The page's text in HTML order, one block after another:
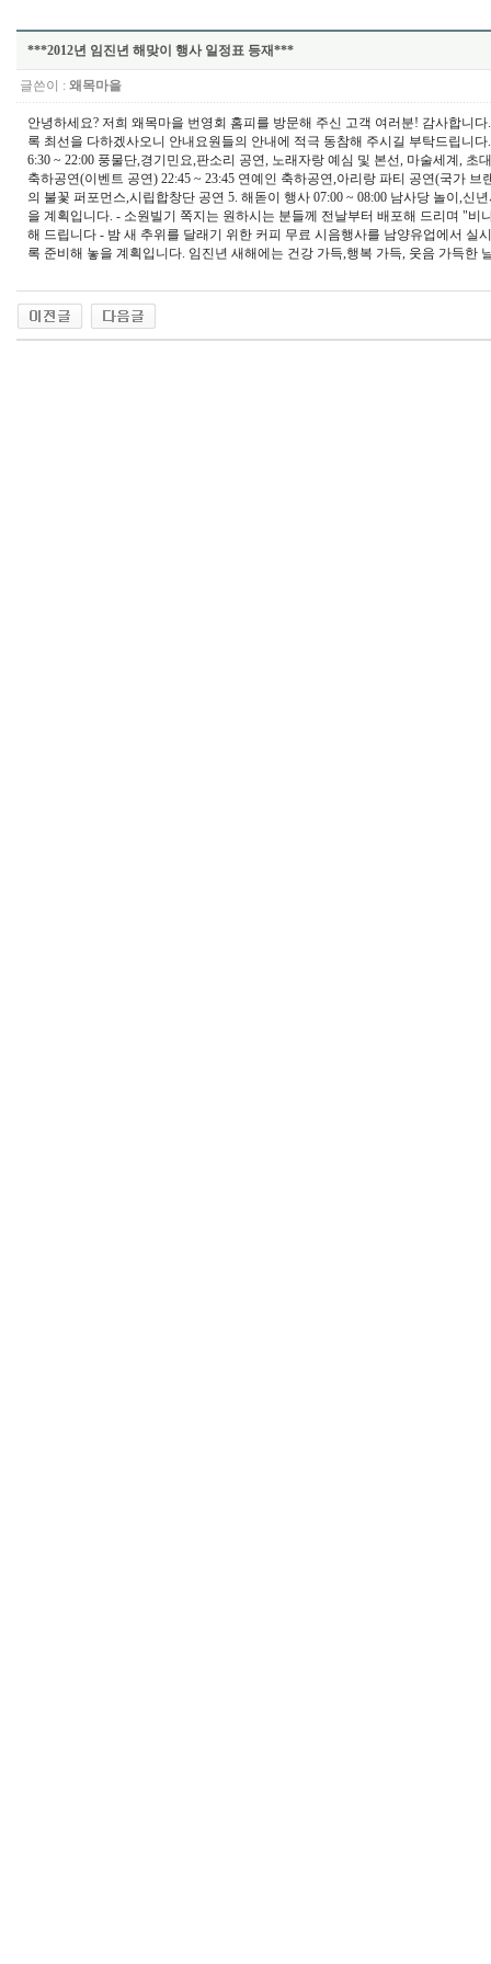
***2012년 임진년 해맞이 행사 일정표 등재***
글쓴이 : 왜목마을
안녕하세요? 저희 왜목마을 번영회 홈피를 방문해 주신 고객 여러분! 감사합니
록 최선을 다하겠사오니 안내요원들의 안내에 적극 동참해 주시길 부탁드립니
6:30 ~ 22:00 풍물단,경기민요,판소리 공연, 노래자랑 예심 및 본선, 마술세계,
축하공연(이벤트 공연) 22:45 ~ 23:45 연예인 축하공연,아리랑 파티 공연(국가
의 불꽃 퍼포먼스,시립합창단 공연 5. 해돋이 행사 07:00 ~ 08:00 남사당 놀이,
을 계획입니다. - 소원빌기 쪽지는 원하시는 분들께 전날부터 배포해 드리며 "
해 드립니다 - 밤 새 추위를 달래기 위한 커피 무료 시음행사를 남양유업에서
록 준비해 놓을 계획입니다. 임진년 새해에는 건강 가득,행복 가득, 웃음 가득